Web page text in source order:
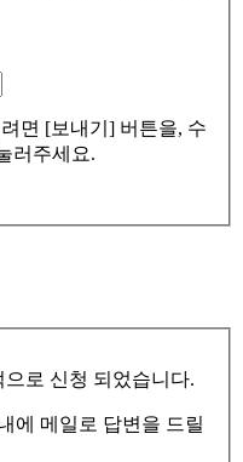
면 [보내기] 버튼을, 수
러주세요.
로 신청 되었습니다.
에 메일로 답변을 드릴